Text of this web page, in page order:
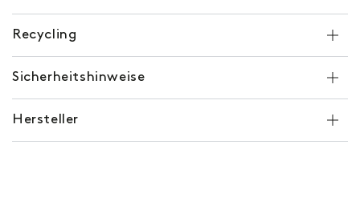
Recycling
Sicherheitshinweise
Hersteller